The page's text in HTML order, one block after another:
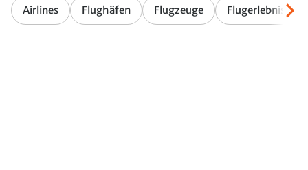
Airlines Flughäfen Flugzeuge Flugerlebnis